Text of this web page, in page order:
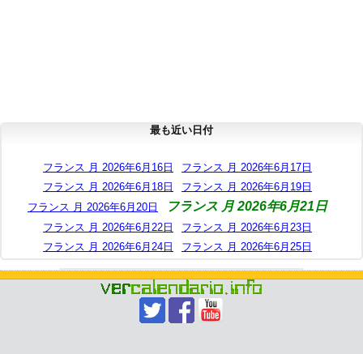
最も近い日付
フランス 月 2026年6月16日
フランス 月 2026年6月17日
フランス 月 2026年6月18日
フランス 月 2026年6月19日
フランス 月 2026年6月20日
フランス 月 2026年6月21日
フランス 月 2026年6月22日
フランス 月 2026年6月23日
フランス 月 2026年6月24日
フランス 月 2026年6月25日